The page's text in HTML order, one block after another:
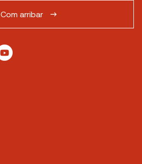
Com arribar